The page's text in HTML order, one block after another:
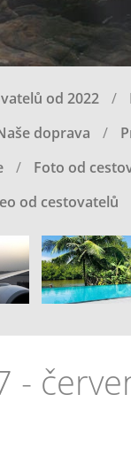
od 2022
doprava
Foto od
od cestovatelů
-